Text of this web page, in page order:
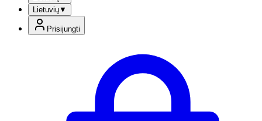
Lietuvių▼
Prisijungti